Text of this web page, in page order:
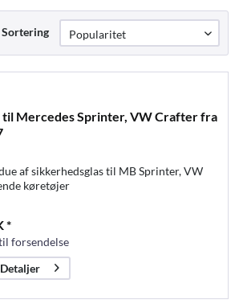
Sortering
Mercedes Sprinter, VW Crafter fra
af sikkerhedsglas til MB Sprinter, VW
køretøjer
*
forsendelse
Detaljer